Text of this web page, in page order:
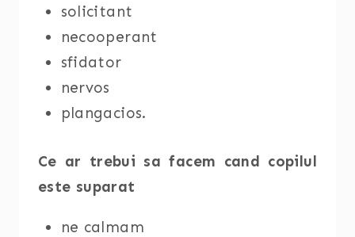
solicitant
necooperant
sfidator
nervos
plangacios.
Ce ar trebui sa facem cand copilul
este suparat
ne calmam